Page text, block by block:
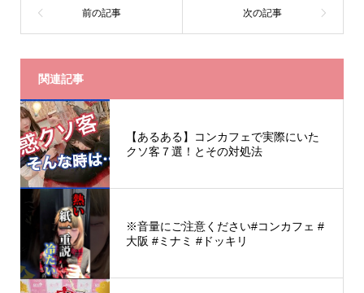
関連記事
【あるある】コンカフェで実際にいた
クソ客７選！とその対処法
※音量にご注意ください#コンカフェ #
大阪 #ミナミ #ドッキリ